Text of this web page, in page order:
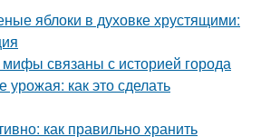
яблоки в духовке хрустящими:
связаны с историей города
как это сделать
как правильно хранить